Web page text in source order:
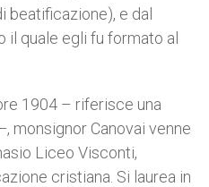
beatificazione), e dal
il quale egli fu formato al
1904 – riferisce una
, monsignor Canovai venne
Liceo Visconti,
cristiana. Si laurea in